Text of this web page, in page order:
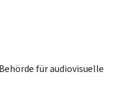
für audiovisuelle